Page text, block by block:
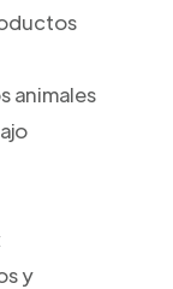
animales
y